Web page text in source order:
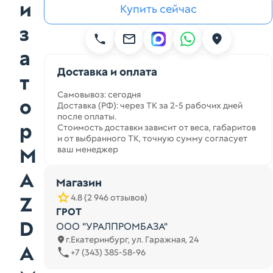
и
з
а
т
о
р
M
A
Z
D
A
Купить сейчас
Доставка и оплата
Самовывоз: сегодня
Доставка (РФ): через ТК за 2-5 рабочих дней
после оплаты.
Стоимость доставки зависит от веса, габаритов
и от выбранного ТК, точную сумму согласует
ваш менеджер
Магазин
4.8 (2 946 отзывов)
ГРОТ
ООО "УРАЛПРОМБАЗА"
г.Екатеринбург, ул. Гаражная, 24
+7 (343) 385-58-96